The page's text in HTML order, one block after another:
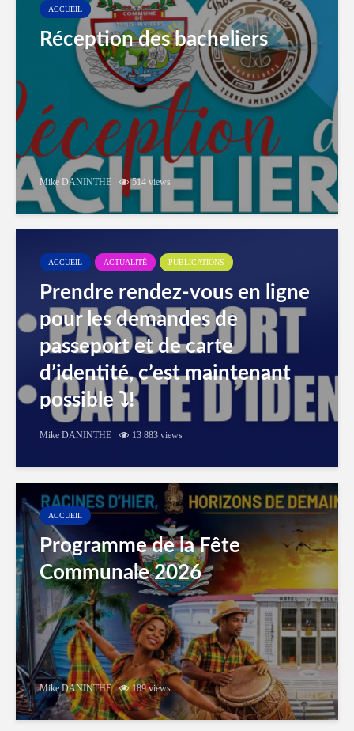
ACCUEIL
Réception des bacheliers
Mike DANINTHE 514 views
ACCUEIL ACTUALITÉ PUBLICATIONS
Prendre rendez-vous en ligne
pour les demandes de
passeport et de carte
d’identité, c’est maintenant
possible ⤵️!
Mike DANINTHE 13 883 views
ACCUEIL
Programme de la Fête
Communale 2026
Mike DANINTHE 189 views